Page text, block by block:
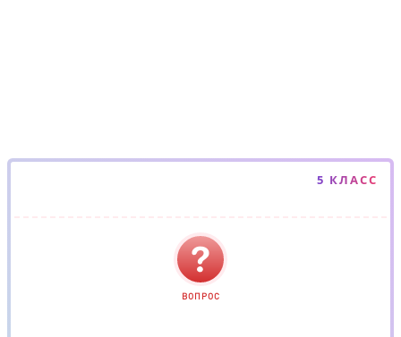
5 КЛАСС
ВОПРОС